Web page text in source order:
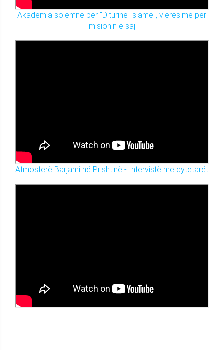
Akademia solemne për "Diturinë Islame", vlerësime për
misionin e saj
Atmosferë Barjami në Prishtinë - Intervistë me qytetarët